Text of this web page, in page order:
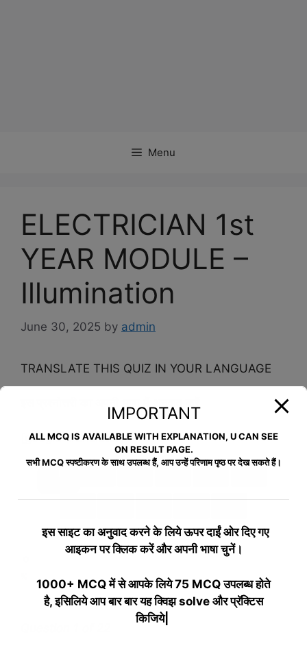
Menu
ELECTRICIAN 1st
YEAR MODULE –
Illumination
June 30, 2025 by admin
TRANSLATE THIS QUIZ IN YOUR LANGUAGE
[google-translator]
IMPORTANT
ALL MCQ IS AVAILABLE WITH EXPLANATION, U CAN SEE
ON RESULT PAGE.
सभी MCQ स्पष्टीकरण के साथ उपलब्ध हैं, आप उन्हें परिणाम पृष्ठ पर देख सकते हैं।
इस साइट का अनुवाद करने के लियेऊपर दाईं ओर दिए गए
आइकन पर क्लिक करें और अपनी भाषा चुनें।
1000+ MCQ में से आपके लिये 75 MCQ उपलब्ध होते
है, इसिलिये आप बार बार यह क्विझ solve और प्रॅक्टिस
किजिये|